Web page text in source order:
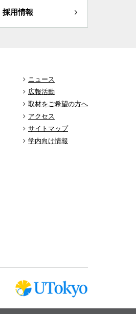
採用情報
ニュース
広報活動
取材をご希望の方へ
アクセス
サイトマップ
学内向け情報